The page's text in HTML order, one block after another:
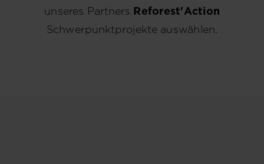
unseres Partners Reforest'Action
Schwerpunktprojekte auswählen.